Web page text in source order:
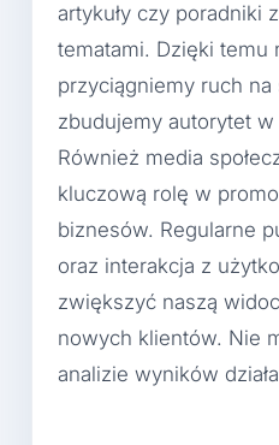
artykuły czy poradniki
tematami. Dzięki temu
przyciągniemy ruch
zbudujemy autorytet
Również media
kluczową rolę w
biznesów. Regularne
oraz interakcja z
zwiększyć naszą
nowych klientów. Nie
analizie wyników